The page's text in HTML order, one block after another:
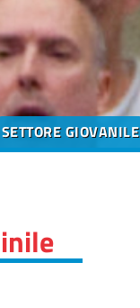
SETTORE GIOVANILE